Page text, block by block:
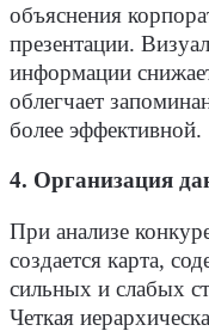
объяснения
презентации.
информации
облегчает
более эффективной.
4. Организация
При анализе
создается карта,
сильных и слабых
Четкая